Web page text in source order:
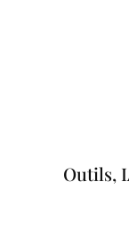
Outils,